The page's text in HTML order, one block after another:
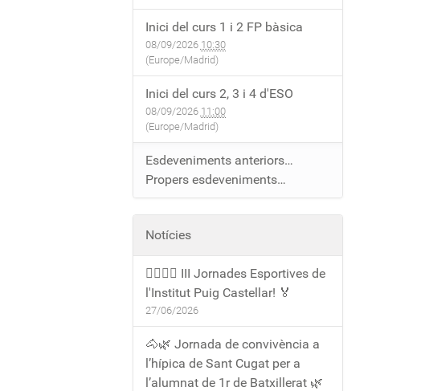
Inici del curs 1 i 2 FP bàsica
08/09/2026 10:30
(Europe/Madrid)
Inici del curs 2, 3 i 4 d'ESO
08/09/2026 11:00
(Europe/Madrid)
Esdeveniments anteriors…
Propers esdeveniments…
Notícies
🏃‍♀️🏃‍♂️ III Jornades Esportives de
l'Institut Puig Castellar! 🏅
27/06/2026
🐴🌿 Jornada de convivència a
l’hípica de Sant Cugat per a
l’alumnat de 1r de Batxillerat 🌿